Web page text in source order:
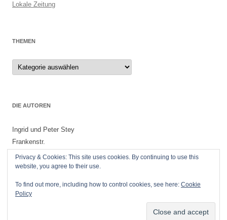
Lokale Zeitung
THEMEN
Themen
DIE AUTOREN
Ingrid und Peter Stey
Frankenstr.
55299 Nackenheim
Stolz präsentiert von WordPress
Privacy & Cookies: This site uses cookies. By continuing to use this
website, you agree to their use.
To find out more, including how to control cookies, see here: Cookie
Policy